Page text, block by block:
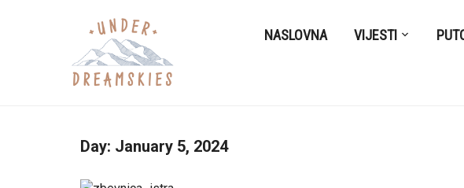
NASLOVNA VIJESTI
Day: January 5, 2024